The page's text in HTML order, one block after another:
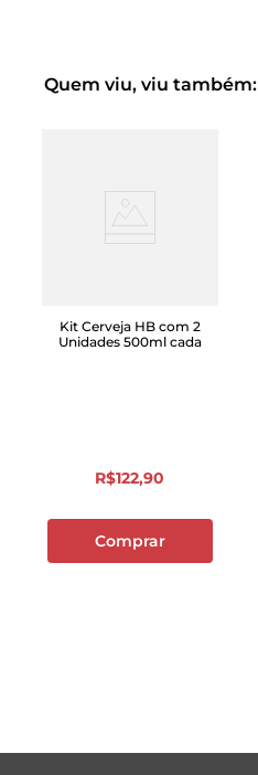
Quem viu, viu também:
Kit Cerveja HB com 2
Unidades 500ml cada
R$122,90
Comprar